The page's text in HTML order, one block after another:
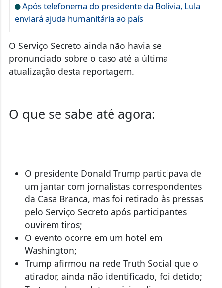
Após telefonema do presidente da Bolívia, Lula
enviará ajuda humanitária ao país
O Serviço Secreto ainda não havia se
pronunciado sobre o caso até a última
atualização desta reportagem.
O que se sabe até agora:
O presidente Donald Trump participava de
um jantar com jornalistas correspondentes
da Casa Branca, mas foi retirado às pressas
pelo Serviço Secreto após participantes
ouvirem tiros;
O evento ocorre em um hotel em
Washington;
Trump afirmou na rede Truth Social que o
atirador, ainda não identificado, foi detido;